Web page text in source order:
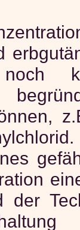
der